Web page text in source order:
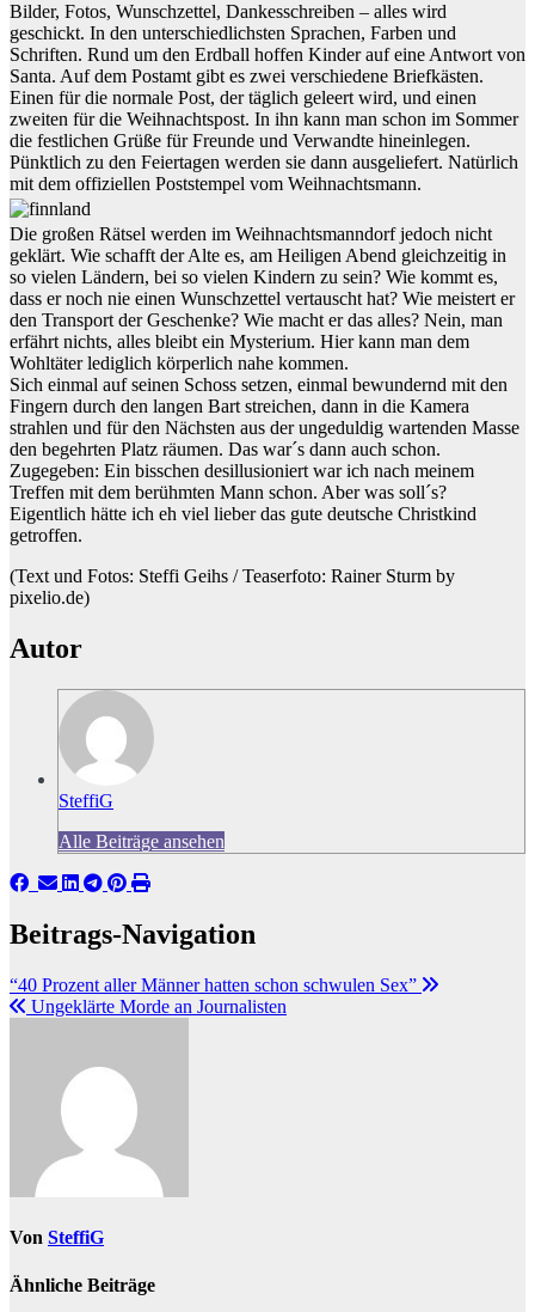
Bilder, Fotos, Wunschzettel, Dankesschreiben – alles wird
geschickt. In den unterschiedlichsten Sprachen, Farben und
Schriften. Rund um den Erdball hoffen Kinder auf eine Antwort von
Santa. Auf dem Postamt gibt es zwei verschiedene Briefkästen.
Einen für die normale Post, der täglich geleert wird, und einen
zweiten für die Weihnachtspost. In ihn kann man schon im Sommer
die festlichen Grüße für Freunde und Verwandte hineinlegen.
Pünktlich zu den Feiertagen werden sie dann ausgeliefert. Natürlich
mit dem offiziellen Poststempel vom Weihnachtsmann.
Die großen Rätsel werden im Weihnachtsmanndorf jedoch nicht
geklärt. Wie schafft der Alte es, am Heiligen Abend gleichzeitig in
so vielen Ländern, bei so vielen Kindern zu sein? Wie kommt es,
dass er noch nie einen Wunschzettel vertauscht hat? Wie meistert er
den Transport der Geschenke? Wie macht er das alles? Nein, man
erfährt nichts, alles bleibt ein Mysterium. Hier kann man dem
Wohltäter lediglich körperlich nahe kommen.
Sich einmal auf seinen Schoss setzen, einmal bewundernd mit den
Fingern durch den langen Bart streichen, dann in die Kamera
strahlen und für den Nächsten aus der ungeduldig wartenden Masse
den begehrten Platz räumen. Das war´s dann auch schon.
Zugegeben: Ein bisschen desillusioniert war ich nach meinem
Treffen mit dem berühmten Mann schon. Aber was soll´s?
Eigentlich hätte ich eh viel lieber das gute deutsche Christkind
getroffen.
(Text und Fotos: Steffi Geihs / Teaserfoto: Rainer Sturm by
pixelio.de)
Autor
SteffiG
Alle Beiträge ansehen
Beitrags-Navigation
“40 Prozent aller Männer hatten schon schwulen Sex”
Ungeklärte Morde an Journalisten
Von SteffiG
Ähnliche Beiträge